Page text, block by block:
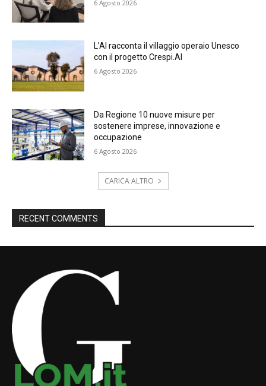
6 Agosto 2026
L’AI racconta il villaggio operaio Unesco
con il progetto Crespi.AI
6 Agosto 2026
Da Regione 10 nuove misure per
sostenere imprese, innovazione e
occupazione
6 Agosto 2026
CARICA ALTRO
RECENT COMMENTS